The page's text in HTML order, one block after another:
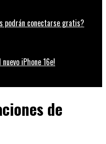
podrán conectarse gratis?
iPhone 16e!
de